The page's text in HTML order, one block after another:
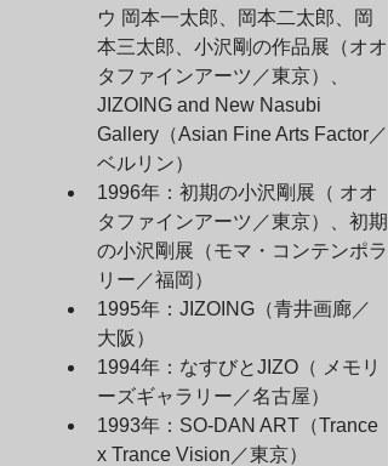
ウ 岡本一太郎、岡本二太郎、岡
本三太郎、小沢剛の作品展（オオ
タファインアーツ／東京）、
JIZOING and New Nasubi
Gallery（Asian Fine Arts Factor／
ベルリン）
1996年：初期の小沢剛展（ オオ
タファインアーツ／東京）、初期
の小沢剛展（モマ・コンテンポラ
リー／福岡）
1995年：JIZOING（青井画廊／
大阪）
1994年：なすびとJIZO（ メモリ
ーズギャラリー／名古屋）
1993年：SO-DAN ART（Trance
x Trance Vision／東京）